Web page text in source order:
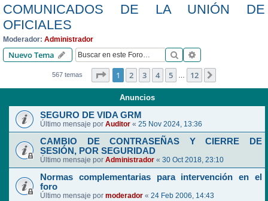
s
COMUNICADOS DE LA UNIÓN DE
OFICIALES
Moderador: Administrador
Nuevo Tema Buscar
567 temas Página de 12
1 2 3 4 5 … 12
Anuncios
SEGURO DE VIDA GRM
Último mensaje por Auditor « 25 Nov 2024, 13:36
CAMBIO DE CONTRASEÑAS Y CIERRE DE
SESIÓN, POR SEGURIDAD
Último mensaje por Administrador « 30 Oct 2018, 23:10
Normas complementarias para intervención en el
foro
Último mensaje por moderador « 24 Feb 2006, 14:43